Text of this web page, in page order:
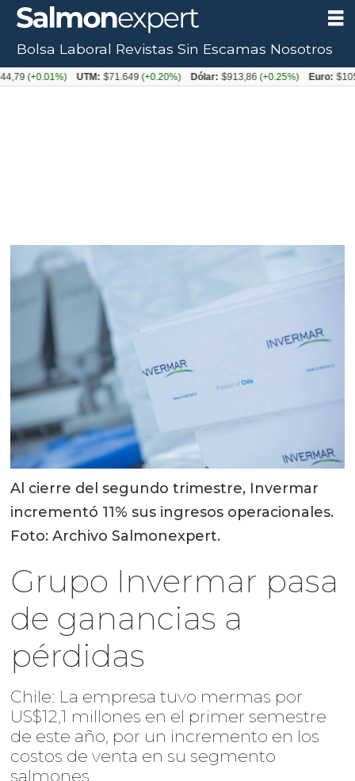
Al cierre del segundo trimestre, Invermar
incrementó 11% sus ingresos operacionales.
Foto: Archivo Salmonexpert.
Grupo Invermar pasa
de ganancias a
pérdidas
Chile: La empresa tuvo mermas por
US$12,1 millones en el primer semestre
de este año, por un incremento en los
costos de venta en su segmento
salmones.
Bolsa Laboral Revistas Sin Escamas Nosotros
UTM: $71.649(+0.20%) Dólar: $913,86(+0.25%) Euro: $1053,08